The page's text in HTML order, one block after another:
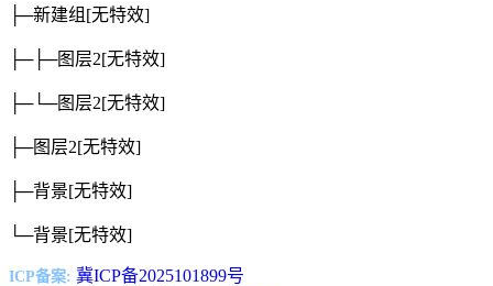
├─新建组 [无特效]
├─├─图层2[无特效]
├─└─图层2[无特效]
├─图层2[无特效]
├─背景[无特效]
└─背景[无特效]
ICP备案: 冀ICP备2025101899号